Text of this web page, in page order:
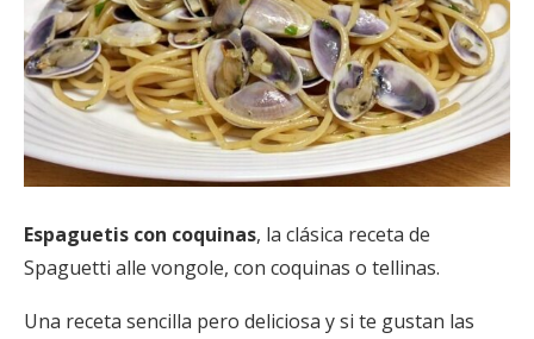
Espaguetis con coquinas, la clásica receta de
Spaguetti alle vongole, con coquinas o tellinas.
Una receta sencilla pero deliciosa y si te gustan las